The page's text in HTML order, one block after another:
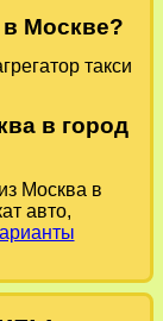
в Москве?
такси
в город
Москва в
авто,